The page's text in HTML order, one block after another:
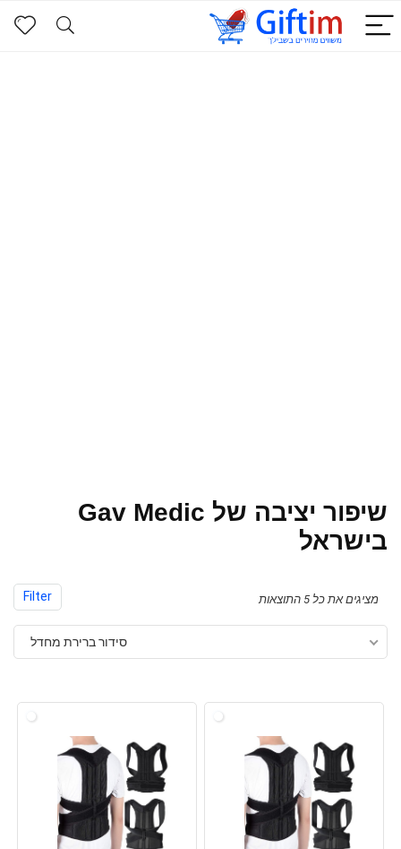
שיפור יציבה של Gav Medic
בישראל
Filter מציגים את כל ⁦5⁩ התוצאות
סידור ברירת מחדל